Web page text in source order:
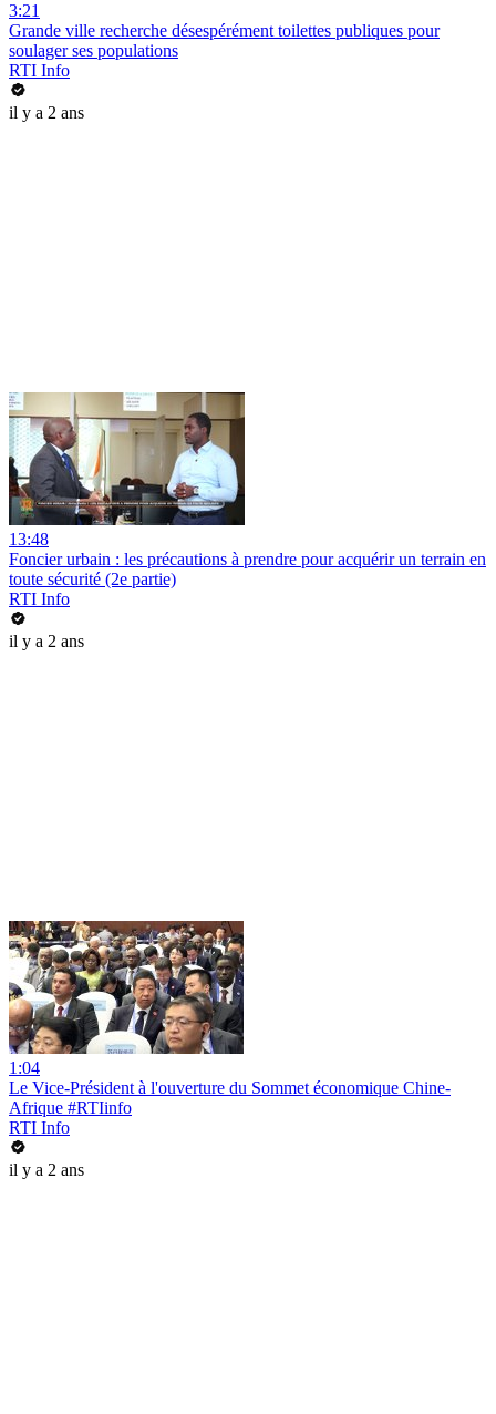
3:21
Grande ville recherche désespérément toilettes publiques pour
soulager ses populations
RTI Info
il y a 2 ans
13:48
Foncier urbain : les précautions à prendre pour acquérir un terrain en
toute sécurité (2e partie)
RTI Info
il y a 2 ans
1:04
Le Vice-Président à l'ouverture du Sommet économique Chine-
Afrique #RTIinfo
RTI Info
il y a 2 ans